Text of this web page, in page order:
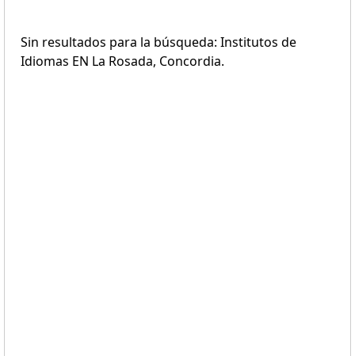
Sin resultados para la búsqueda: Institutos de
Idiomas EN La Rosada, Concordia.